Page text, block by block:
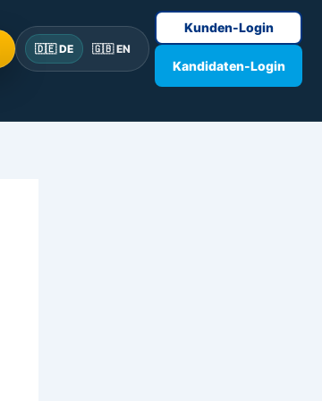
🇩🇪 DE 🇬🇧 EN
Kunden-Login
Kandidaten-Login